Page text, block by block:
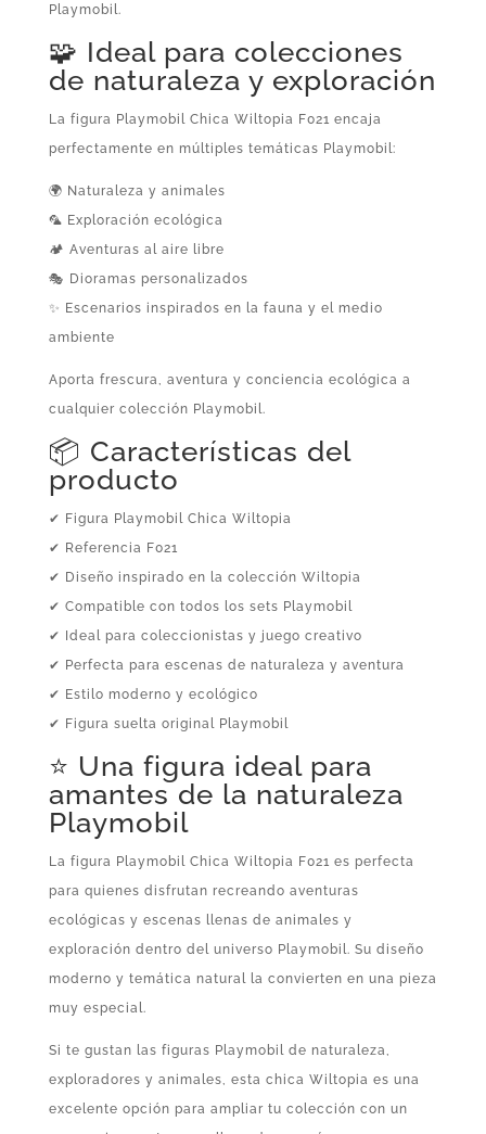
Playmobil.
🧩 Ideal para colecciones
de naturaleza y exploración
La figura Playmobil Chica Wiltopia F021 encaja
perfectamente en múltiples temáticas Playmobil:
🌍 Naturaleza y animales
🦜 Exploración ecológica
🏕️ Aventuras al aire libre
🎭 Dioramas personalizados
✨ Escenarios inspirados en la fauna y el medio
ambiente
Aporta frescura, aventura y conciencia ecológica a
cualquier colección Playmobil.
📦 Características del
producto
✔ Figura Playmobil Chica Wiltopia
✔ Referencia F021
✔ Diseño inspirado en la colección Wiltopia
✔ Compatible con todos los sets Playmobil
✔ Ideal para coleccionistas y juego creativo
✔ Perfecta para escenas de naturaleza y aventura
✔ Estilo moderno y ecológico
✔ Figura suelta original Playmobil
⭐ Una figura ideal para
amantes de la naturaleza
Playmobil
La figura Playmobil Chica Wiltopia F021 es perfecta
para quienes disfrutan recreando aventuras
ecológicas y escenas llenas de animales y
exploración dentro del universo Playmobil. Su diseño
moderno y temática natural la convierten en una pieza
muy especial.
Si te gustan las figuras Playmobil de naturaleza,
exploradores y animales, esta chica Wiltopia es una
excelente opción para ampliar tu colección con un